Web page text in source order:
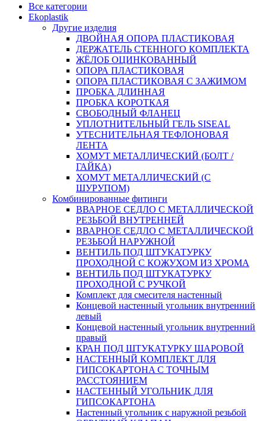
Все категории
Ekoplastik
Другие изделия
ДВОЙНАЯ ОПОРА ПЛАСТИКОВАЯ
ДЕРЖАТЕЛЬ СТЕННОГО КОМПЛЕКТА
ЖЁЛОБ ОЦИНКОВАННЫЙ
ОПОРА ПЛАСТИКОВАЯ
ОПОРА ПЛАСТИКОВАЯ С ЗАЖИМОМ
ПРОБКА ДЛИННАЯ
ПРОБКА КОРОТКАЯ
СВОБОДНЫЙ ФЛАНЕЦ
УПЛОТНИТЕЛЬНЫЙ ГЕЛЬ SISEAL
УТЕСНИТЕЛЬНАЯ ТЕФЛОНОВАЯ
ЛЕНТА
ХОМУТ МЕТАЛЛИЧЕСКИЙ (БОЛТ /
ГАЙКА)
ХОМУТ МЕТАЛЛИЧЕСКИЙ (С
ШУРУПОМ)
Комбинированные фитинги
ВВАРНОЕ СЕДЛО С МЕТАЛЛИЧЕСКОЙ
РЕЗЬБОЙ ВНУТРЕННЕЙ
ВВАРНОЕ СЕДЛО С МЕТАЛЛИЧЕСКОЙ
РЕЗЬБОЙ НАРУЖНОЙ
ВЕНТИЛЬ ПОД ШТУКАТУРКУ
ПРОХОДНОЙ С КОЖУХОМ ИЗ ХРОМА
ВЕНТИЛЬ ПОД ШТУКАТУРКУ
ПРОХОДНОЙ С РУЧКОЙ
Комплект для смесителя настенный
Концевой настенный угольник внутренний
левый
Концевой настенный угольник внутренний
правый
КРАН ПОД ШТУКАТУРКУ ШАРОВОЙ
НАСТЕННЫЙ КОМПЛЕКТ ДЛЯ
ГИПСОКАРТОНA С ТОЧНЫМ
РАССТОЯНИЕМ
НАСТЕННЫЙ УГОЛЬНИК ДЛЯ
ГИПСОКАРТОНА
Настенный угольник с наружной резьбой